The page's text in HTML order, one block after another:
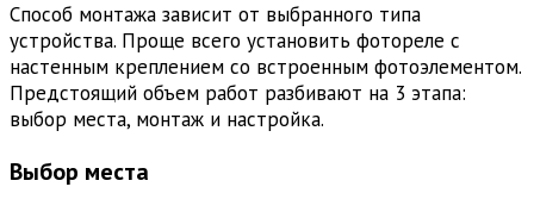
Способ монтажа зависит от выбранного типа
устройства. Проще всего установить фотореле с
настенным креплением со встроенным фотоэлементом.
Предстоящий объем работ разбивают на 3 этапа:
выбор места, монтаж и настройка.
Выбор места